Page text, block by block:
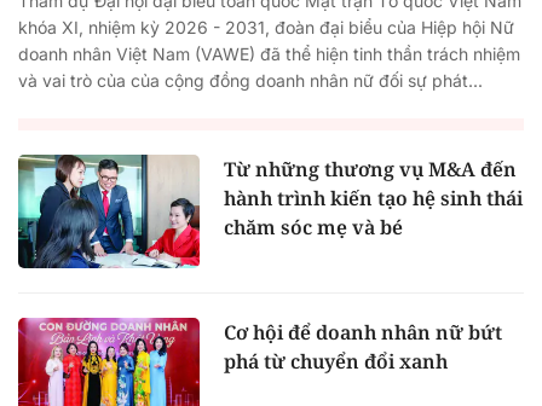
khóa XI, nhiệm kỳ 2026 - 2031, đoàn đại biểu của Hiệp hội Nữ
doanh nhân Việt Nam (VAWE) đã thể hiện tinh thần trách nhiệm
và vai trò của của cộng đồng doanh nhân nữ đối sự phát...
Từ những thương vụ M&A đến
hành trình kiến tạo hệ sinh thái
chăm sóc mẹ và bé
Cơ hội để doanh nhân nữ bứt
phá từ chuyển đổi xanh